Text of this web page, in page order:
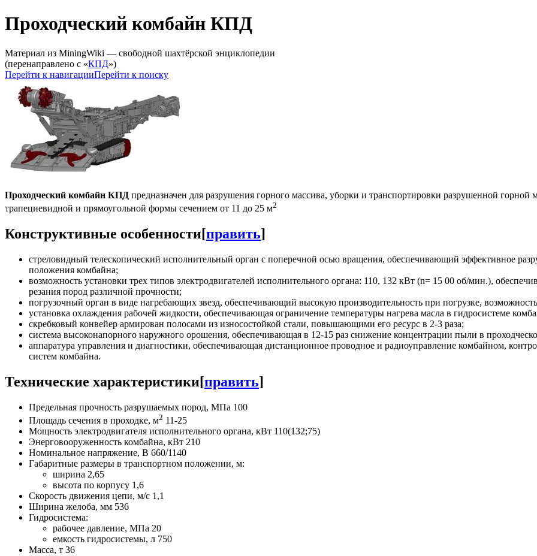
Проходческий комбайн КПД
Материал из MiningWiki — свободной шахтёрской энциклопедии
(перенаправлено с «КПД»)
Перейти к навигацииПерейти к поиску
Проходческий комбайн КПД предназначен для разрушения горного массива, уборки и транспортировки разрушенной
трапециевидной и прямоугольной формы сечением от 11 до 25 м2
Конструктивные особенности[править]
стреловидный телескопический исполнительный орган с поперечной осью вращения, обеспечивающий эффективное
положения комбайна;
возможность установки трех типов электродвигателей исполнительного органа: 110, 132 кВт (n= 15 00 об/мин.),
резания пород различной прочности;
погрузочный орган в виде нагребающих звезд, обеспечивающий высокую производительность при погрузке,
установка охлаждения рабочей жидкости, обеспечивающая ограничение температуры нагрева масла в гидросистеме
скребковый конвейер армирован полосами из износостойкой стали, повышающими его ресурс в 2-3 раза;
система высоконапорного наружного орошения, обеспечивающая в 12-15 раз снижение концентрации пыли в
аппаратура управления и диагностики, обеспечивающая дистанционное проводное и радиоуправление комбайном,
систем комбайна.
Технические характеристики[править]
Предельная прочность разрушаемых пород, МПа 100
Площадь сечения в проходке, м2 11-25
Мощность электродвигателя исполнительного органа, кВт 110(132;75)
Энерговооруженность комбайна, кВт 210
Номинальное напряжение, В 660/1140
Габаритные размеры в транспортном положении, м:
ширина 2,65
высота по корпусу 1,6
Скорость движения цепи, м/с 1,1
Ширина желоба, мм 536
Гидросистема:
рабочее давление, МПа 20
емкость гидросистемы, л 750
Масса, т 36